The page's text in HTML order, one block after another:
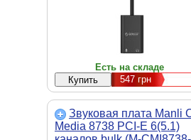
Есть на складе
547грн
Звуковая плата Manli
Media 8738 PCI-E 6(5.1)